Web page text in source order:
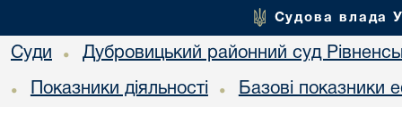
Судова влада
Суди • Дубровицький районний суд
• Показники діяльності • Базові показники